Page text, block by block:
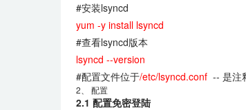
#安装lsyncd
yum -y install lsyncd
#查看lsyncd版本
lsyncd --version
#配置文件位于/etc/lsyncd.conf -- 是注
2、 配置
2.1 配置免密登陆